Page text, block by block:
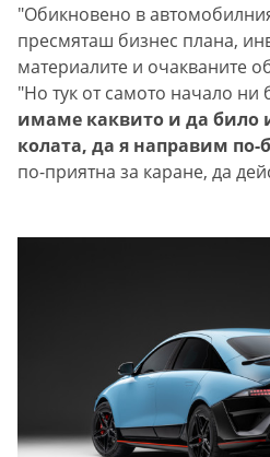
"Обикновено в
пресмяташ бизнес плана,
материалите и очакваните
"Но тук от самото начало ни
имаме каквито и да било
колата, да я направим по-
по-приятна за каране, да